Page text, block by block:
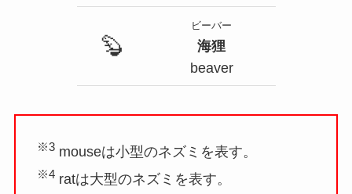
🦫
ビーバー
海狸
beaver
※3mouseは小型のネズミを表す。
※4ratは大型のネズミを表す。